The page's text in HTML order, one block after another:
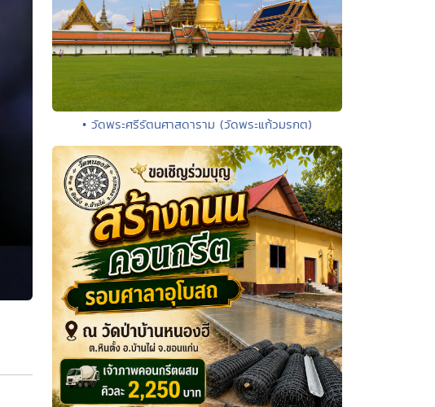
• วัดพระศรีรัตนศาสดาราม (วัดพระแก้วมรกต)